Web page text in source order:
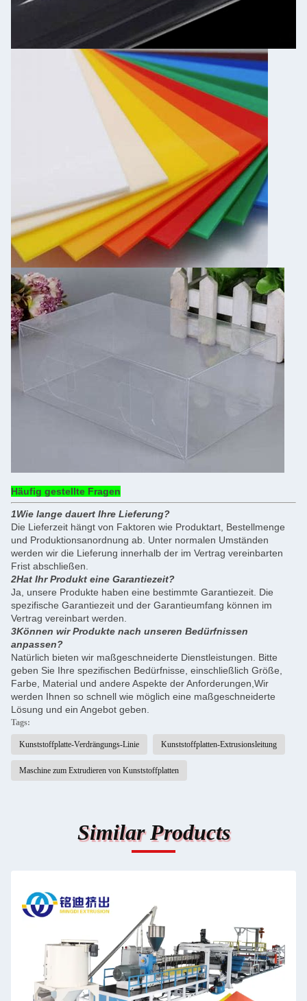
Häufig gestellte Fragen
1Wie lange dauert Ihre Lieferung?
Die Lieferzeit hängt von Faktoren wie Produktart, Bestellmenge
und Produktionsanordnung ab. Unter normalen Umständen
werden wir die Lieferung innerhalb der im Vertrag vereinbarten
Frist abschließen.
2Hat Ihr Produkt eine Garantiezeit?
Ja, unsere Produkte haben eine bestimmte Garantiezeit. Die
spezifische Garantiezeit und der Garantieumfang können im
Vertrag vereinbart werden.
3Können wir Produkte nach unseren Bedürfnissen
anpassen?
Natürlich bieten wir maßgeschneiderte Dienstleistungen. Bitte
geben Sie Ihre spezifischen Bedürfnisse, einschließlich Größe,
Farbe, Material und andere Aspekte der Anforderungen,Wir
werden Ihnen so schnell wie möglich eine maßgeschneiderte
Lösung und ein Angebot geben.
Tags:
Kunststoffplatte-Verdrängungs-Linie Kunststoffplatten-Extrusionsleitung
Maschine zum Extrudieren von Kunststoffplatten
Similar Products